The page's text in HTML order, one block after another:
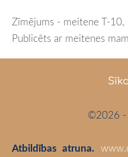
Zīmējums - meitene T-10,
Publicēts ar meitenes
©2026 -
Atbildības atruna.